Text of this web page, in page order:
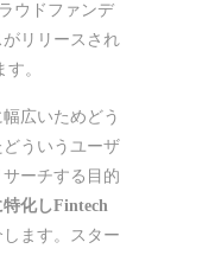
ウドファンデ
リリースされ
。
広いためどう
ういうユーザ
ーチする目的
化しFintech
ます。スター